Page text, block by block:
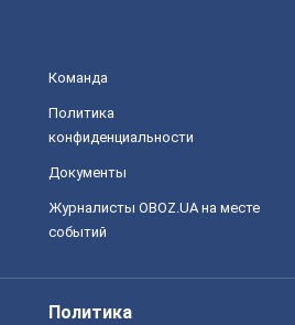
Команда
Политика
конфиденциальности
Документы
Журналисты OBOZ.UA на месте
событий
Политика